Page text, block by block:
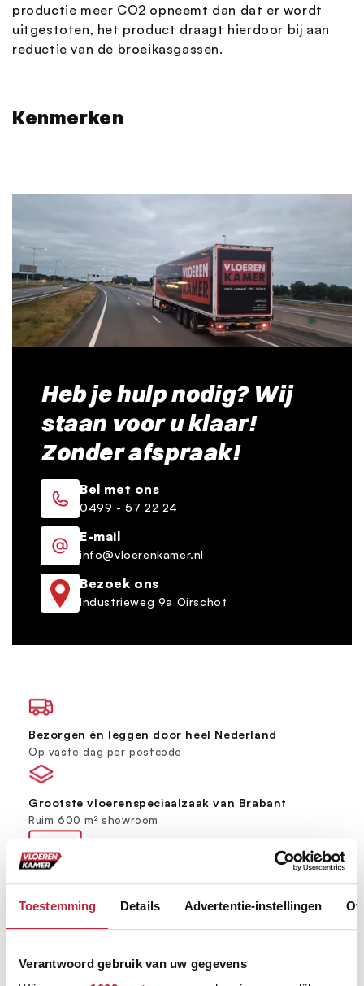
Toestemming Details Advertentie-instellingen
Verantwoord gebruik van uw gegevens
productie meer CO2 opneemt dan dat er wordt
uitgestoten, het product draagt hierdoor bij aan
reductie van de broeikasgassen.
Kenmerken
Heb je hulp nodig? Wij
staan voor u klaar!
Zonder afspraak!
Bel met ons
0499 - 57 22 24
E-mail
info@vloerenkamer.nl
Bezoek ons
Industrieweg 9a Oirschot
Bezorgen én leggen door heel Nederland
Op vaste dag per postcode
Grootste vloerenspeciaalzaak van Brabant
Ruim 600 m² showroom
Keus uit meer dan 5000+ verschillende vloeren
Ruim assortiment, elke stijl